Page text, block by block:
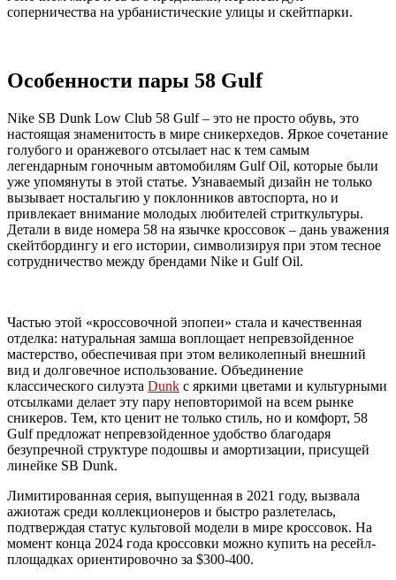
соперничества на урбанистические улицы и скейтпарки.
Особенности пары 58 Gulf
Nike SB Dunk Low Club 58 Gulf – это не просто обувь, это
настоящая знаменитость в мире сникерхедов. Яркое сочетание
голубого и оранжевого отсылает нас к тем самым
легендарным гоночным автомобилям Gulf Oil, которые были
уже упомянуты в этой статье. Узнаваемый дизайн не только
вызывает ностальгию у поклонников автоспорта, но и
привлекает внимание молодых любителей стриткультуры.
Детали в виде номера 58 на язычке кроссовок – дань уважения
скейтбордингу и его истории, символизируя при этом тесное
сотрудничество между брендами Nike и Gulf Oil.
Частью этой «кроссовочной эпопеи» стала и качественная
отделка: натуральная замша воплощает непревзойденное
мастерство, обеспечивая при этом великолепный внешний
вид и долговечное использование. Объединение
классического силуэта Dunk с яркими цветами и культурными
отсылками делает эту пару неповторимой на всем рынке
сникеров. Тем, кто ценит не только стиль, но и комфорт, 58
Gulf предложат непревзойденное удобство благодаря
безупречной структуре подошвы и амортизации, присущей
линейке SB Dunk.
Лимитированная серия, выпущенная в 2021 году, вызвала
ажиотаж среди коллекционеров и быстро разлетелась,
подтверждая статус культовой модели в мире кроссовок. На
момент конца 2024 года кроссовки можно купить на ресейл-
площадках ориентировочно за $300-400.